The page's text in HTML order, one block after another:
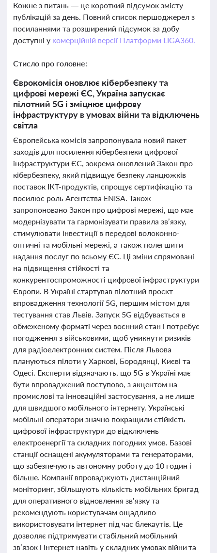
Кожне з питань — це короткий підсумок змісту
публікацій за день. Повний список першоджерел з
посиланнями та розширений підсумок за добу
доступні у комерційній версії Платформи LIGA360.
Стисло про головне:
Єврокомісія оновлює кібербезпеку та
цифрові мережі ЄС, Україна запускає
пілотний 5G і зміцнює цифрову
інфраструктуру в умовах війни та відключень
світла
Європейська комісія запропонувала новий пакет
заходів для посилення кібербезпеки цифрової
інфраструктури ЄС, зокрема оновлений Закон про
кібербезпеку, який підвищує безпеку ланцюжків
поставок ІКТ-продуктів, спрощує сертифікацію та
посилює роль Агентства ENISA. Також
запропоновано Закон про цифрові мережі, що має
модернізувати та гармонізувати правила зв’язку,
стимулювати інвестиції в передові волоконно-
оптичні та мобільні мережі, а також полегшити
надання послуг по всьому ЄС. Ці зміни спрямовані
на підвищення стійкості та
конкурентоспроможності цифрової інфраструктури
Європи. В Україні стартував пілотний проєкт
впровадження технології 5G, першим містом для
тестування став Львів. Запуск 5G відбувається в
обмеженому форматі через воєнний стан і потребує
погодження з військовими, щоб уникнути ризиків
для радіоелектронних систем. Після Львова
плануються пілоти у Харкові, Бородянці, Києві та
Одесі. Експерти відзначають, що 5G в Україні має
бути впроваджений поступово, з акцентом на
промислові та інноваційні застосування, а не лише
для швидшого мобільного інтернету. Українські
мобільні оператори значно покращили стійкість
цифрової інфраструктури до відключень
електроенергії та складних погодних умов. Базові
станції оснащені акумуляторами та генераторами,
що забезпечують автономну роботу до 10 годин і
більше. Компанії впроваджують дистанційний
моніторинг, збільшують кількість мобільних бригад
для оперативного відновлення зв’язку та
рекомендують користувачам ощадливо
використовувати інтернет під час блекаутів. Це
дозволяє підтримувати стабільний мобільний
зв’язок і інтернет навіть у складних умовах війни та